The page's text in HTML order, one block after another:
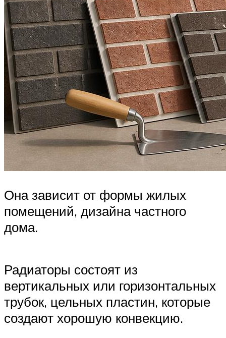
Она зависит от формы жилых
помещений, дизайна частного
дома.
Радиаторы состоят из
вертикальных или горизонтальных
трубок, цельных пластин, которые
создают хорошую конвекцию.